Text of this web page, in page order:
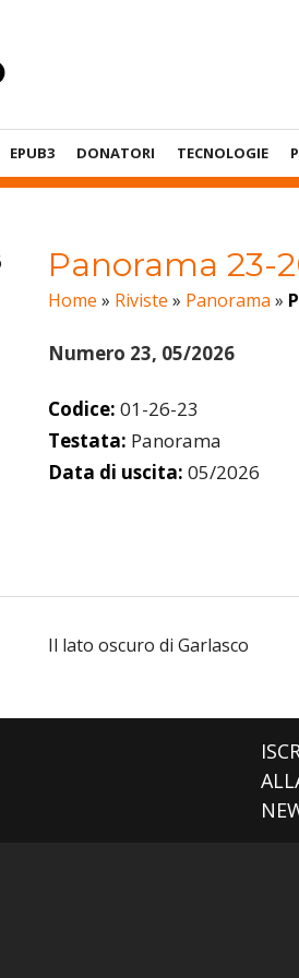
EPUB3 DONATORI TECNOLOGIE
Panorama 23-
Home » Riviste » Panorama »
Numero 23, 05/2026
Codice: 01-26-23
Testata: Panorama
Data di uscita: 05/2026
Il lato oscuro di Garlasco